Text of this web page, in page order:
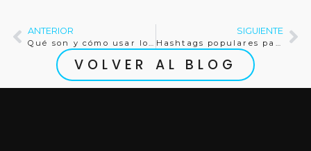
ANTERIOR
Qué son y cómo usar los hashtags en Instagram
SIGUIENTE
Hashtags populares para triunfar en TikTok: consejos prácticos
VOLVER AL BLOG